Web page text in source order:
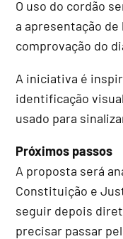
O uso do cordão
a apresentação
comprovação do
A iniciativa é
identificação
usado para
Próximos passos
A proposta será
Constituição e
seguir depois
precisar passar